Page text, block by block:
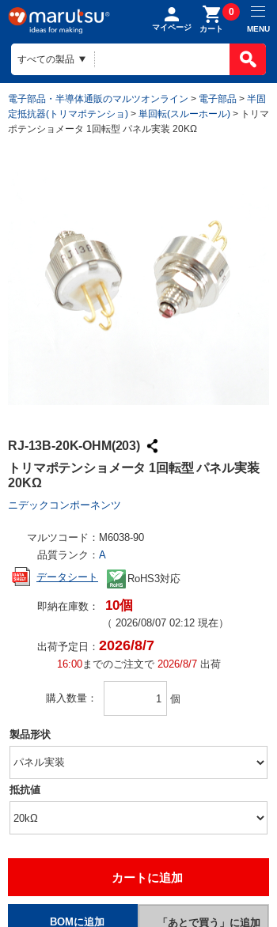
マイページ カート
0
MENU
電子部品・半導体通販のマルツオンライン > 電子部品 > 半固
定抵抗器(トリマポテンショ) > 単回転(スルーホール) > トリマ
ポテンショメータ 1回転型 パネル実装 20KΩ
RJ-13B-20K-OHM(203)
トリマポテンショメータ 1回転型 パネル実装
20KΩ
ニデックコンポーネンツ
マルツコード： M6038-90
品質ランク： A
データシート
RoHS3対応
即納在庫数： 10個
（ 2026/08/07 02:12 現在）
出荷予定日： 2026/8/7
16:00までのご注文で 2026/8/7出荷
購入数量 個
製品形状
抵抗値